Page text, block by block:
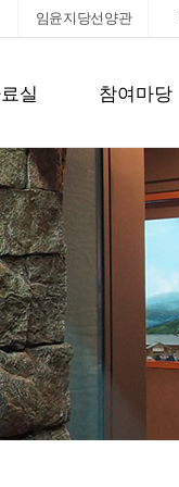
임윤지당선양관
실 참여마당